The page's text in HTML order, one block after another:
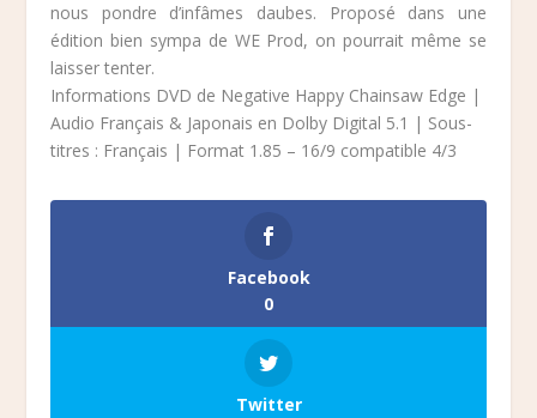
nous pondre d’infâmes daubes. Proposé dans une
édition bien sympa de WE Prod, on pourrait même se
laisser tenter.
Informations DVD de Negative Happy Chainsaw Edge |
Audio Français & Japonais en Dolby Digital 5.1 | Sous-
titres : Français | Format 1.85 – 16/9 compatible 4/3
Facebook
0
Twitter